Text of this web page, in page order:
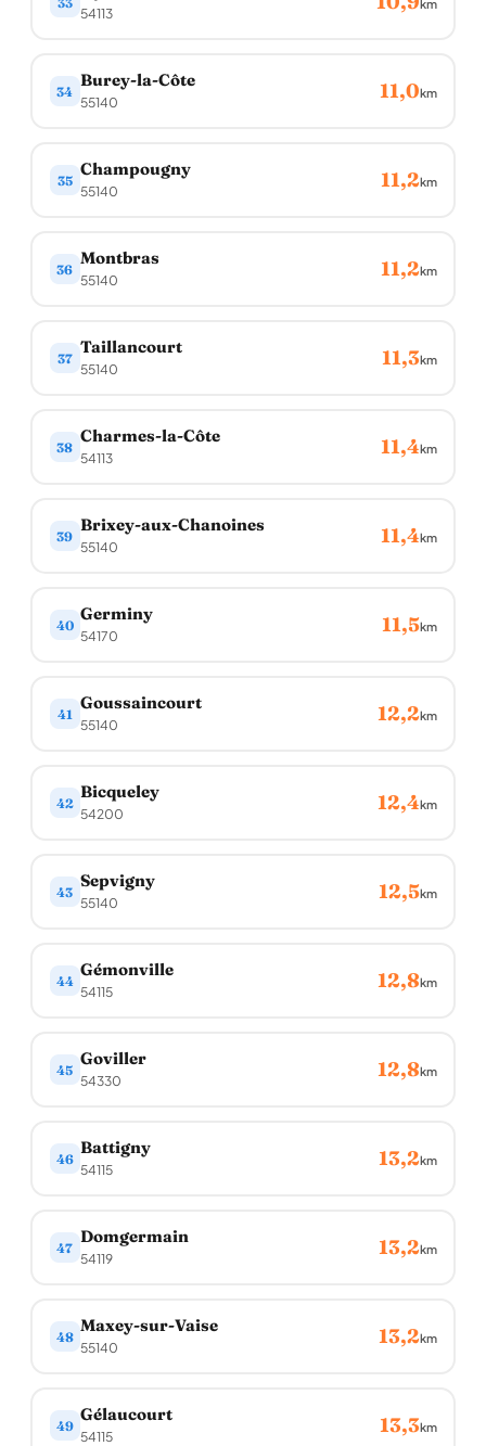
54113
km
34
Burey-la-Côte
55140 11,0km
35
Champougny
55140 11,2km
36
Montbras
55140 11,2km
37
Taillancourt
55140 11,3km
38
Charmes-la-Côte
54113 11,4km
39
Brixey-aux-Chanoines
55140 11,4km
40
Germiny
54170 11,5km
41
Goussaincourt
55140 12,2km
42
Bicqueley
54200 12,4km
43
Sepvigny
55140 12,5km
44
Gémonville
54115 12,8km
45
Goviller
54330 12,8km
46
Battigny
54115 13,2km
47
Domgermain
54119 13,2km
48
Maxey-sur-Vaise
55140 13,2km
49
Gélaucourt
54115 13,3km